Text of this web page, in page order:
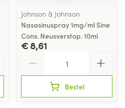
Johnson & Johnson
Nasasinuspray 1mg/ml Sine
Cons. Neusverstop. 10ml
€ 8,61
Bestel